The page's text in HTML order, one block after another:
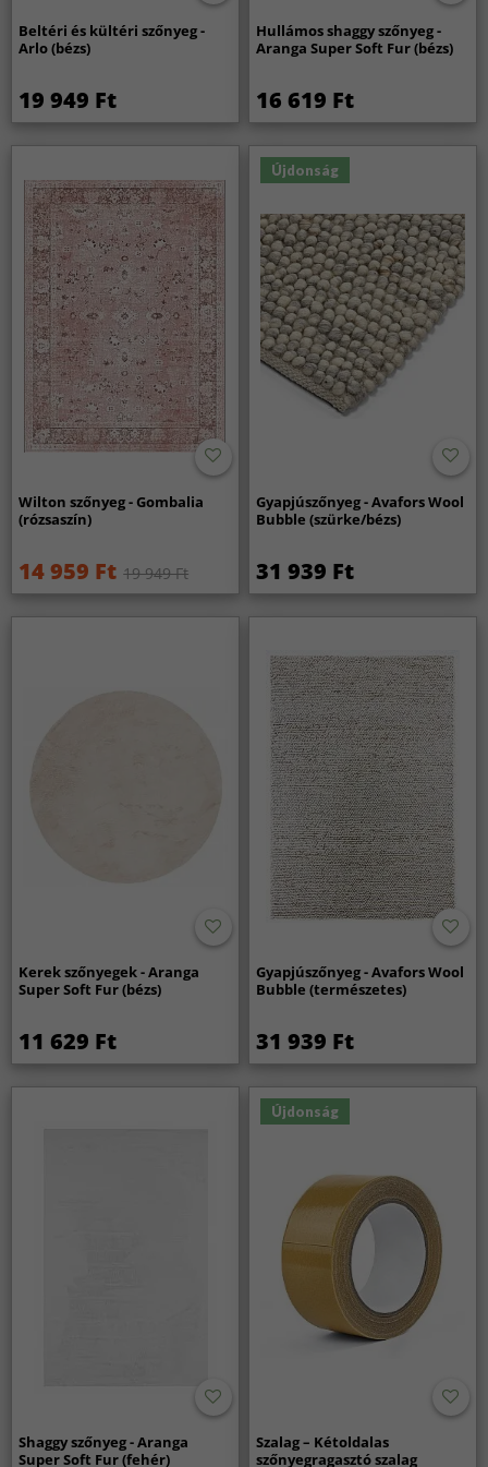
Beltéri és kültéri szőnyeg -
Arlo (bézs)
19 949 Ft
Hullámos shaggy szőnyeg -
Aranga Super Soft Fur (bézs)
16 619 Ft
Wilton szőnyeg - Gombalia
(rózsaszín)
14 959 Ft 19 949 Ft
Újdonság
Gyapjúszőnyeg - Avafors Wool
Bubble (szürke/bézs)
31 939 Ft
Kerek szőnyegek - Aranga
Super Soft Fur (bézs)
11 629 Ft
Gyapjúszőnyeg - Avafors Wool
Bubble (természetes)
31 939 Ft
Shaggy szőnyeg - Aranga
Super Soft Fur (fehér)
Újdonság
Szalag – Kétoldalas
szőnyegragasztó szalag